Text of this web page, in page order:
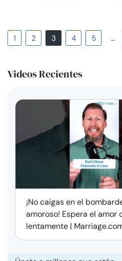
1 2 3 4 5 …
Videos Recientes
¡No caigas en el
amoroso! Espera el amor
lentamente |